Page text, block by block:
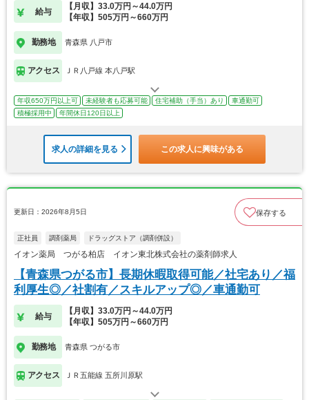
給与
【月収】33.0万円～44.0万円
【年収】505万円～660万円
勤務地 青森県 八戸市
アクセス ＪＲ八戸線 本八戸駅
年収650万円以上可 未経験者も応募可能 住宅補助（手当）あり
車通勤可
積極採用中
年間休日120日以上
求人の詳細を見る この求人に興味がある
更新日：2026年8月5日 保存する
正社員 調剤薬局 ドラッグストア（調剤併設）
イオン薬局 つがる柏店 イオン東北株式会社の薬剤師求人
【青森県つがる市】長期休暇取得可能／社宅あり／福
利厚生◎／社割有／スキルアップ◎／車通勤可
給与
【月収】33.0万円～44.0万円
【年収】505万円～660万円
勤務地 青森県 つがる市
アクセス ＪＲ五能線 五所川原駅